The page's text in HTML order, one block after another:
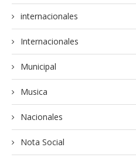
internacionales
Internacionales
Municipal
Musica
Nacionales
Nota Social